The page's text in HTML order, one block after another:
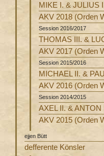
MIKE I. & JULIUS
AKV 2018 (Orden
Session 2016/2017
THOMAS III. &
AKV 2017 (Orden
Session 2015/2016
MICHAEL II. &
AKV 2016 (Orden
Session 2014/2015
AXEL II. &
AKV 2015 (Orden
ejjen Bütt
defferente Könsler